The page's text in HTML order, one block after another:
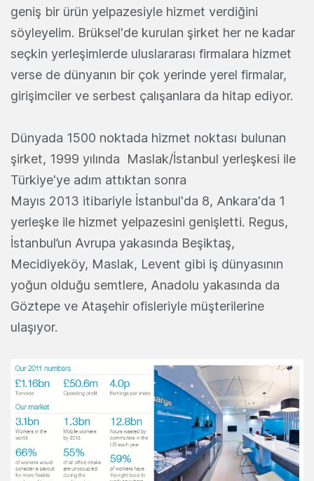
geniş bir ürün yelpazesiyle hizmet verdiğini
söyleyelim. Brüksel'de kurulan şirket her ne kadar
seçkin yerleşimlerde uluslararası firmalara hizmet
verse de dünyanın bir çok yerinde yerel firmalar,
girişimciler ve serbest çalışanlara da hitap ediyor.
Dünyada 1500 noktada hizmet noktası bulunan
şirket, 1999 yılında Maslak/İstanbul yerleşkesi ile
Türkiye'ye adım attıktan sonra
Mayıs 2013 itibariyle İstanbul'da 8, Ankara'da 1
yerleşke ile hizmet yelpazesini genişletti. Regus,
İstanbul’un Avrupa yakasında Beşiktaş,
Mecidiyeköy, Maslak, Levent gibi iş dünyasının
yoğun olduğu semtlere, Anadolu yakasında da
Göztepe ve Ataşehir ofisleriyle müşterilerine
ulaşıyor.